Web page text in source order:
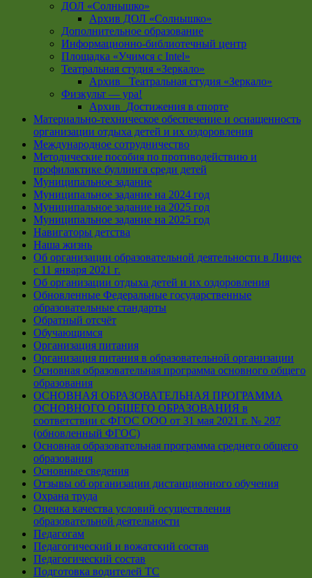
ДОЛ «Солнышко»
Архив ДОЛ «Солнышко»
Дополнительное образование
Информационно-библиотечный центр
Площадка «Учимся с Intel»
Театральная студия «Зеркало»
Архив _Театральная студия «Зеркало»
Физкульт — ура!
Архив_Достижения в спорте
Материально-техническое обеспечение и оснащенность
организации отдыха детей и их оздоровления
Международное сотрудничество
Методические пособия по противодействию и
профилактике буллинга среди детей
Муниципальное задание
Муниципальное задание на 2024 год
Муниципальное задание на 2025 год
Муниципальное задание на 2025 год
Навигаторы детства
Наша жизнь
Об организации образовательной деятельности в Лицее
с 11 января 2021 г.
Об организации отдыха детей и их оздоровления
Обновленные Федеральные государственные
образовательные стандарты
Обратный отсчёт
Обучающимся
Организация питания
Организация питания в образовательной организации
Основная образовательная программа основного общего
образования
ОСНОВНАЯ ОБРАЗОВАТЕЛЬНАЯ ПРОГРАММА
ОСНОВНОГО ОБЩЕГО ОБРАЗОВАНИЯ в
соответствии с ФГОС ООО от 31 мая 2021 г. № 287
(обновленный ФГОС)
Основная образовательная программа среднего общего
образования
Основные сведения
Отзывы об организации дистанционного обучения
Охрана труда
Оценка качества условий осуществления
образовательной деятельности
Педагогам
Педагогический и вожатский состав
Педагогический состав
Подготовка водителей ТС